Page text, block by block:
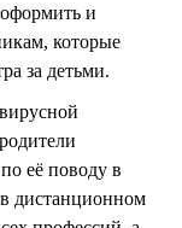
и
которые
за детьми.
её поводу в
дистанционном